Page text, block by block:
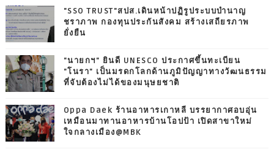
"SSO TRUST"สปส.เดินหน้าปฏิรูประบบบำนาญ
ชราภาพ กองทุนประกันสังคม สร้างเสถียรภาพ
ยั่งยืน
"นายกฯ" ยินดี UNESCO ประกาศขึ้นทะเบียน
"โนรา" เป็นมรดกโลกด้านภูมิปัญญาทางวัฒนธรรม
ที่จับต้องไม่ได้ของมนุษยชาติ
Oppa Daek ร้านอาหารเกาหลี บรรยากาศอบอุ่น
เหมือนมาทานอาหารบ้านโอปป้า เปิดสาขาใหม่
ใจกลางเมือง@MBK